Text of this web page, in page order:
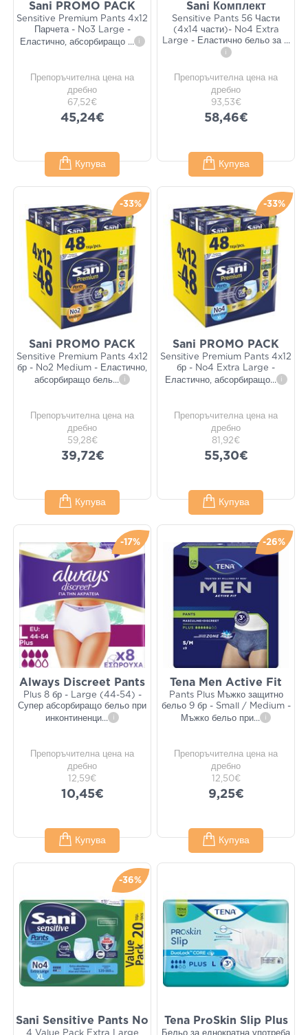
Sani PROMO PACK
Sensitive Premium Pants 4x12
Парчета - No3 Large -
Еластично, абсорбиращо ... i
Препоръчителна цена на
дребно
67,52€
45,24€
Купува
Sani Комплект
Sensitive Pants 56 Части
(4x14 части)- No4 Extra
Large - Еластично бельо за ...
i
Препоръчителна цена на
дребно
93,53€
58,46€
Купува
-33%
Sani PROMO PACK
Sensitive Premium Pants 4x12
бр - No2 Medium - Еластично,
абсорбиращо бель... i
Препоръчителна цена на
дребно
59,28€
39,72€
Купува
-33%
Sani PROMO PACK
Sensitive Premium Pants 4x12
бр - No4 Extra Large -
Еластично, абсорбиращо... i
Препоръчителна цена на
дребно
81,92€
55,30€
Купува
-17%
Always Discreet Pants
Plus 8 бр - Large (44-54) -
Супер абсорбиращо бельо при
инконтиненци... i
Препоръчителна цена на
дребно
12,59€
10,45€
Купува
-26%
Tena Men Active Fit
Pants Plus Мъжко защитно
бельо 9 бр - Small / Medium -
Мъжко бельо при... i
Препоръчителна цена на
дребно
12,50€
9,25€
Купува
-36%
Sani Sensitive Pants Νο Tena ProSkin Slip Plus